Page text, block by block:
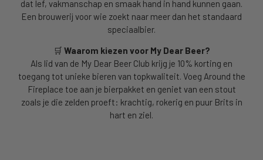
dat lef, vakmanschap en smaak hand in hand kunnen gaan.
Een brouwerij voor wie zoekt naar meer dan het standaard
speciaalbier.
🛒 Waarom kiezen voor My Dear Beer?
Als lid van de My Dear Beer Club krijg je 10% korting en
toegang tot unieke bieren van topkwaliteit. Voeg Around the
Fireplace toe aan je bierpakket en geniet van een stout
zoals je die zelden proeft: krachtig, rokerig en puur Brits in
hart en ziel.